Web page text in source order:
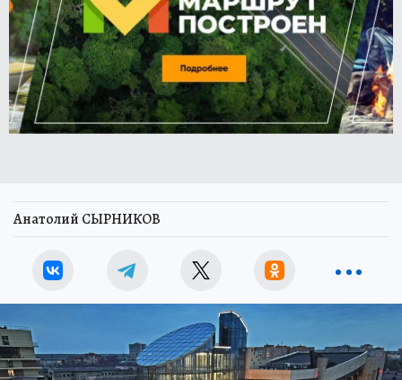
Анатолий СЫРНИКОВ